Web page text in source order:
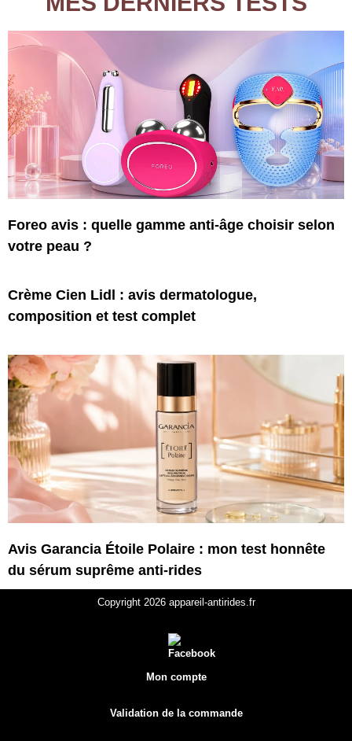
Foreo avis : quelle gamme anti-âge choisir selon
votre peau ?
Crème Cien Lidl : avis dermatologue,
composition et test complet
Avis Garancia Étoile Polaire : mon test honnête
du sérum suprême anti-rides
Copyright 2026 appareil-antirides.fr
Mon compte
Validation de la commande